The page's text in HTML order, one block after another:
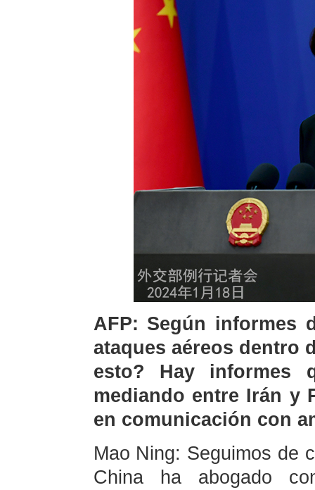
AFP: Según informes
ataques aéreos dentro
esto? Hay informes
mediando entre Irán y
en comunicación con
Mao Ning: Seguimos de
China ha abogado